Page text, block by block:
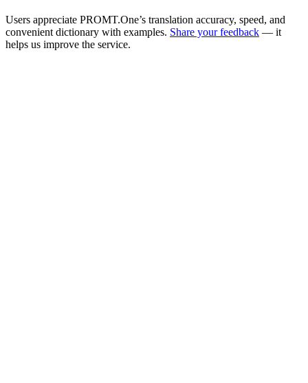
Users appreciate PROMT.One’s translation accuracy, speed, and
convenient dictionary with examples. Share your feedback — it
helps us improve the service.